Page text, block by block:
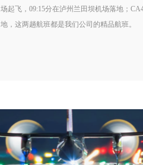
场起飞，09:15分在泸州兰田坝机场落地；
地，这两趟航班都是我们公司的精品航班。